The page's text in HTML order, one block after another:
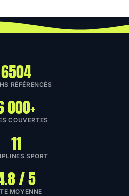
6504
RÉFÉRENCÉS
000+
COUVERTES
11
SPORT
/ 5
MOYENNE